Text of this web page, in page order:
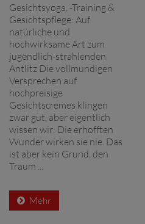
Gesichtsyoga, -Training &
Gesichtspflege: Auf
natürliche und
hochwirksame Art zum
jugendlich-strahlenden
Antlitz Die vollmundigen
Versprechen auf
hochpreisige
Gesichtscremes klingen
zwar gut, aber eigentlich
wissen wir: Die erhofften
Wunder wirken sie nie. Das
ist aber kein Grund, den
Traum ...
Mehr